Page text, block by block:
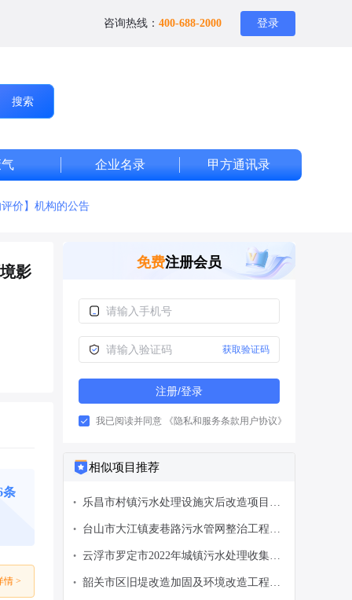
咨询热线： 400-688-2000 登录
搜索
企业名录 甲方通讯录
价】机构的公告
影
条
情 >
免费注册会员
获取验证码
注册/登录
我已阅读并同意 《隐私和服务条款用户协议》
相似项目推荐
•
乐昌市村镇污水处理设施灾后改造项目施
•
台山市大江镇麦巷路污水管网整治工程竞
• 云浮市罗定市2022年城镇污水处理收集能
计、施工总承包延期更正公告
• 韶关市区旧堤改造加固及环境改造工程建